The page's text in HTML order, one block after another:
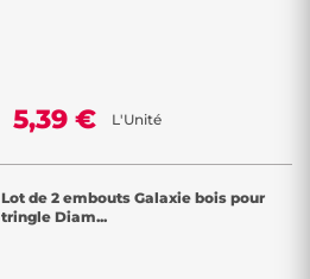
5,39 € L'Unité
Lot de 2 embouts Galaxie bois pour
tringle Diam...